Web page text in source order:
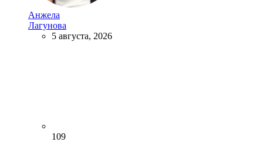
Анжела
Лагунова
5 августа, 2026
109